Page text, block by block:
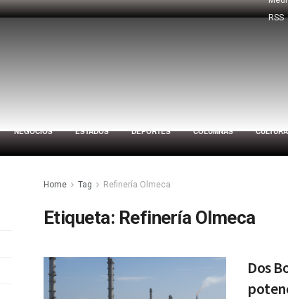
RSS
NEGOCIOS ESTADOS DEPORTES COLUMNAS CULTURA
Home Tag Refinería Olmeca
Etiqueta: Refinería Olmeca
Dos